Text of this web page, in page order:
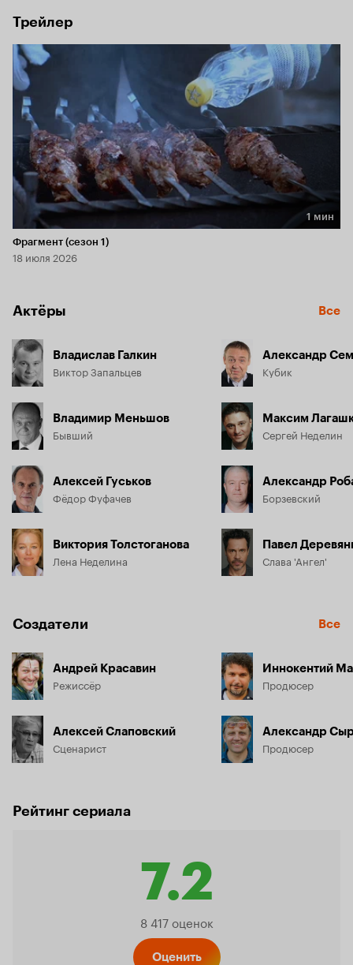
Трейлер
Длительность 1 мин
1 мин
Фрагмент (сезон 1)
18 июля 2026
Актёры Все
Владислав Галкин
Виктор Запальцев
Владимир Меньшов
Бывший
Алексей Гуськов
Фёдор Фуфачев
Виктория Толстоганова
Лена Неделина
Александр
Кубик
Максим
Сергей Неделин
Александр
Борзевский
Павел
Слава 'Ангел'
Создатели Все
Андрей Красавин
Режиссёр
Алексей Слаповский
Сценарист
Иннокентий
Продюсер
Александр
Продюсер
Рейтинг сериала
7.2
Рейтинг
8 417 оценок
Оценить